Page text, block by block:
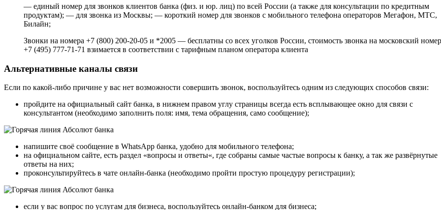
— единый номер для звонков клиентов банка (физ. и юр. лиц) по всей России (а также для консультации по кредитным
продуктам); — для звонка из Москвы; — короткий номер для звонков с мобильного телефона операторов Мегафон, МТС,
Билайн;
Звонки на номера +7 (800) 200-20-05 и *2005 — бесплатны со всех уголков России, стоимость звонка на московский номер
+7 (495) 777-71-71 взимается в соответствии с тарифным планом оператора клиента
Альтернативные каналы связи
Если по какой-либо причине у вас нет возможности совершить звонок, воспользуйтесь одним из следующих способов связи:
пройдите на официальный сайт банка, в нижнем правом углу страницы всегда есть всплывающее окно для связи с
консультантом (необходимо заполнить поля: имя, тема обращения, само сообщение);
напишите своё сообщение в WhatsApp банка, удобно для мобильного телефона;
на официальном сайте, есть раздел «вопросы и ответы«, где собраны самые частые вопросы к банку, а так же развёрнутые
ответы на них;
проконсультируйтесь в чате онлайн-банка (необходимо пройти простую процедуру регистрации);
если у вас вопрос по услугам для бизнеса, воспользуйтесь онлайн-банком для бизнеса;